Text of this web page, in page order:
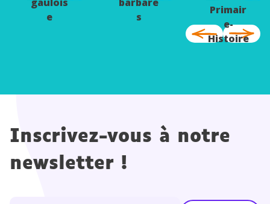
e
s
Primair
e-
Histoire
Inscrivez-vous à notre
newsletter !